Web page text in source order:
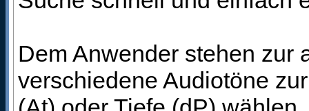
Dem Anwender stehen zur
verschiedene Audiotöne